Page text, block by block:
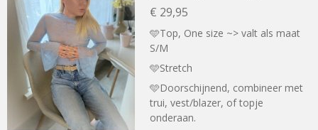
€ 29,95
🩵Top, One size ~> valt als maat
S/M
🩵Stretch
🩵Doorschijnend, combineer met
trui, vest/blazer, of topje
onderaan.